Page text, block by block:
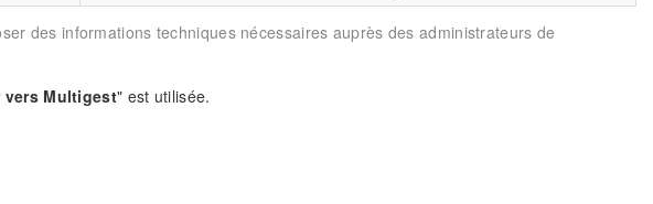
des informations techniques nécessaires auprès des administrateurs de
vers Multigest" est utilisée.